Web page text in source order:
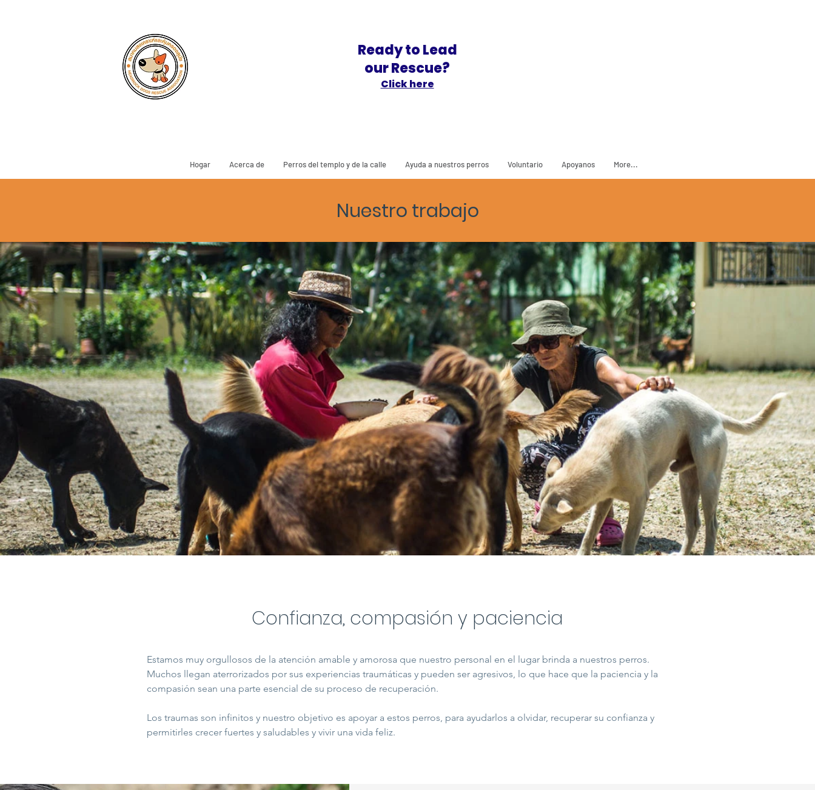
Ready to Lead
our Rescue?
Click here
Hogar Acerca de Perros del templo y de la calle Ayuda a nuestros perros Voluntario Apoyanos More...
Nuestro trabajo
Confianza, compasión y paciencia
Estamos muy orgullosos de la atención amable y amorosa que nuestro personal en el lugar brinda a nuestros perros.
Muchos llegan aterrorizados por sus experiencias traumáticas y pueden ser agresivos, lo que hace que la paciencia y la
compasión sean una parte esencial de su proceso de recuperación.
Los traumas son infinitos y nuestro objetivo es apoyar a estos perros, para ayudarlos a olvidar, recuperar su confianza y
permitirles crecer fuertes y saludables y vivir una vida feliz.